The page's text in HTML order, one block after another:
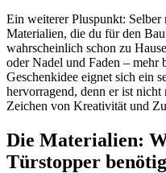
Ein weiterer Pluspunkt: Selber
Materialien, die du für den
wahrscheinlich schon zu
oder Nadel und Faden – mehr
Geschenkidee eignet sich ein
hervorragend, denn er ist
Zeichen von Kreativität und
Die Materialien:
Türstopper